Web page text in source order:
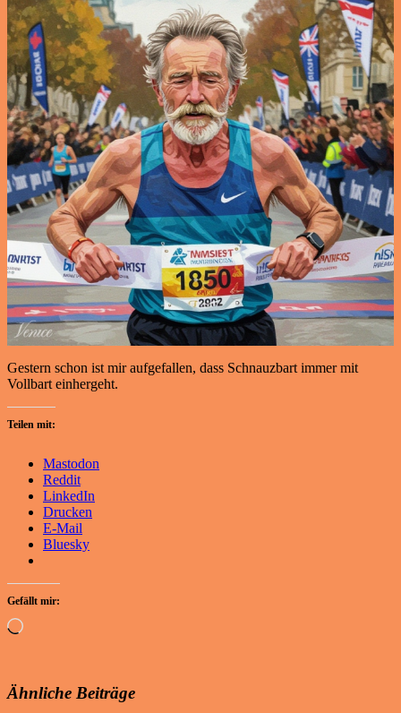
Gestern schon ist mir aufgefallen, dass Schnauzbart immer mit
Vollbart einhergeht.
Teilen mit:
Mastodon
Reddit
LinkedIn
Drucken
E-Mail
Bluesky
Gefällt mir:
Wird
Ähnliche Beiträge